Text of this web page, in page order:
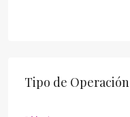
Tipo de Operación